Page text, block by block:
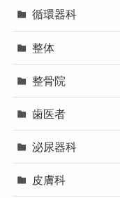
循環器科
整体
整骨院
歯医者
泌尿器科
皮膚科